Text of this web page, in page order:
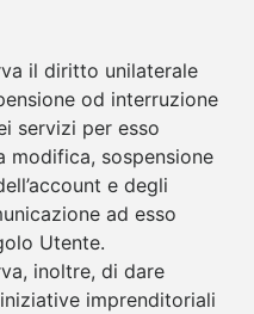
il diritto unilaterale
od interruzione
servizi per esso
modifica, sospensione
e degli
ad esso
Utente.
inoltre, di dare
imprenditoriali